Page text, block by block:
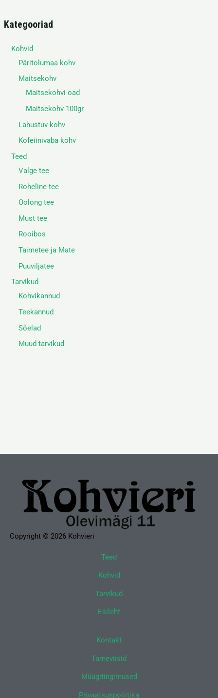
Kategooriad
Kohvid
Päritolumaa kohv
Maitsekohv
Maitsekohvi oad
Maitsekohv 100gr
Lahustuv kohv
Kofeiinivaba kohv
Teed
Valge tee
Roheline tee
Oolong tee
Must tee
Rooibos
Taimetee ja Mate
Puuviljatee
Tarvikud
Kohvikannud
Teekannud
Sõelad
Muud tarvikud
Copyright © 2026 Kohvieri
Teed
Kohvid
Tarvikud
Esileht
Kontakt
Tarneviisid
Müügitingimused
Privaatsuspoliitika